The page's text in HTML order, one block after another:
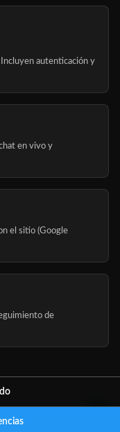
autenticación y
en vivo y
el sitio (Google
de